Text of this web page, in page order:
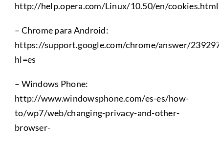
http://help.opera.com/Linux/10.50/en/cookies.html
– Chrome para Android:
https://support.google.com/chrome/answer/
hl=es
– Windows Phone:
http://www.windowsphone.com/es-es/how-
to/wp7/web/changing-privacy-and-other-
browser-